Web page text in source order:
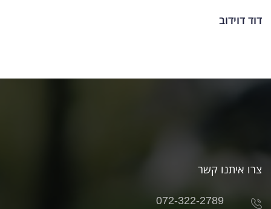
דוד דוידוב
צרו איתנו קשר
072-322-2789